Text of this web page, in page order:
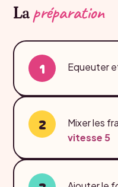
Lapréparation
Equeuter
Mixer les
vitesse 5